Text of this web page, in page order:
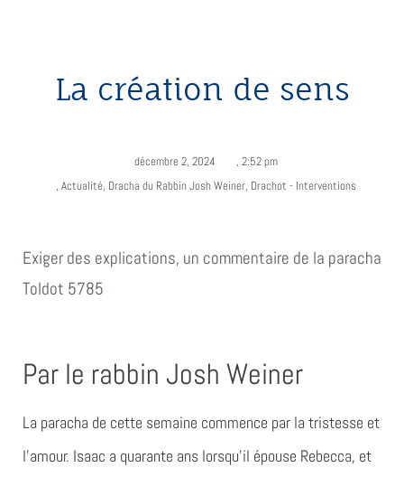
La création de sens
décembre 2, 2024 , 2:52 pm
, Actualité, Dracha du Rabbin Josh Weiner, Drachot - Interventions
Exiger des explications, un commentaire de la paracha
Toldot 5785
Par le rabbin Josh Weiner
La paracha de cette semaine commence par la tristesse et
l’amour. Isaac a quarante ans lorsqu’il épouse Rebecca, et